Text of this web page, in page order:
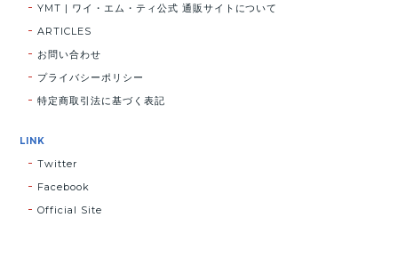
YMT | ワイ・エム・ティ公式 通販サイトについて
ARTICLES
お問い合わせ
プライバシーポリシー
特定商取引法に基づく表記
LINK
Twitter
Facebook
Official Site